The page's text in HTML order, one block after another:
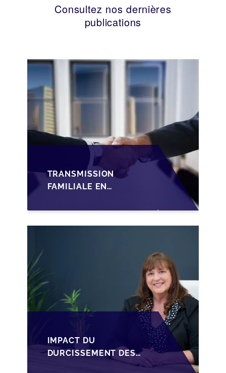
Consultez nos dernières
publications
TRANSMISSION
FAMILIALE EN
STRUCTURER LA
CESSION DES PARTS
IMPACT DU
DURCISSEMENT DES